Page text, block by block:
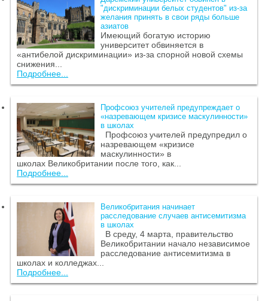
"дискриминации белых студентов" из-за
желания принять в свои ряды больше
азиатов
Имеющий богатую историю
университет обвиняется в
«антибелой дискриминации» из-за спорной новой схемы
снижения...
Подробнее...
Профсоюз учителей предупреждает о
«назревающем кризисе маскулинности»
в школах
Профсоюз учителей предупредил о
назревающем «кризисе
маскулинности» в
школах Великобритании после того, как...
Подробнее...
Великобритания начинает
расследование случаев антисемитизма
в школах
В среду, 4 марта, правительство
Великобритании начало независимое
расследование антисемитизма в
школах и колледжах...
Подробнее...